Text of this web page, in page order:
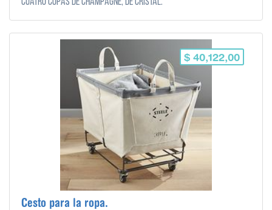
$ 40,122,00
Cesto para la ropa.